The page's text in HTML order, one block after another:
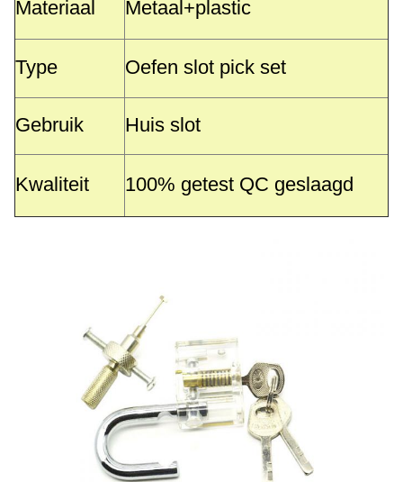
Materiaal Metaal+plastic
Type Oefen slot pick set
Gebruik Huis slot
Kwaliteit 100% getest QC geslaagd